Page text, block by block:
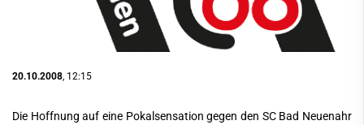
20.10.2008 , 12:15
Die Hoffnung auf eine Pokalsensation gegen den SC Bad Neuenahr